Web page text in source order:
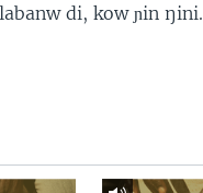
di, kow ɲin ŋini.